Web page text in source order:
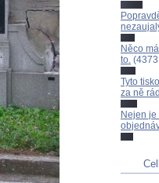
Něco
to.
Tyto
za ně
Nejen je